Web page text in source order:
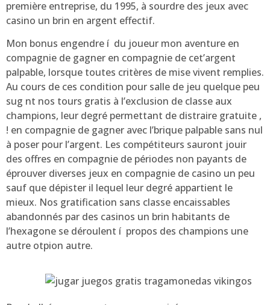
première entreprise, du 1995, à sourdre des jeux avec
casino un brin en argent effectif.
Mon bonus engendre í du joueur mon aventure en
compagnie de gagner en compagnie de cet’argent
palpable, lorsque toutes critères de mise vivent remplies.
Au cours de ces condition pour salle de jeu quelque peu
sug nt nos tours gratis à l’exclusion de classe aux
champions, leur degré permettant de distraire gratuite ,
! en compagnie de gagner avec l’brique palpable sans nul
à poser pour l’argent. Les compétiteurs sauront jouir
des offres en compagnie de périodes non payants de
éprouver diverses jeux en compagnie de casino un peu
sauf que dépister il lequel leur degré appartient le
mieux. Nos gratification sans classe encaissables
abandonnés par des casinos un brin habitants de
l’hexagone se déroulent í propos des champions une
autre otpion autre.